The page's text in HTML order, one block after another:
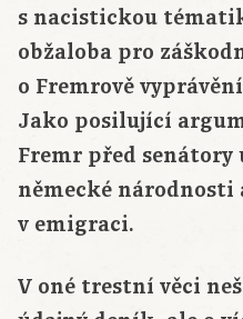
s nacistickou
obžaloba pro
o Fremrově
Jako posilující
Fremr před senátory
německé národnosti
v emigraci.
V oné trestní věci